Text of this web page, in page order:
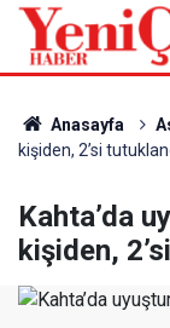
Anasayfa
kişiden, 2’si
Kahta’da
kişiden,